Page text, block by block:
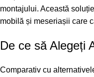
montajului. Această
mobilă și meseriașii care
De ce să Alegeți
Comparativ cu